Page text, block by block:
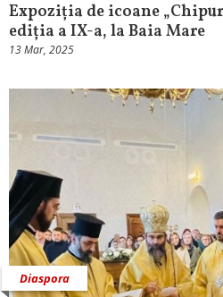
Expoziția de icoane
ediția a IX-a, la Baia Mare
13 Mar, 2025
Diaspora